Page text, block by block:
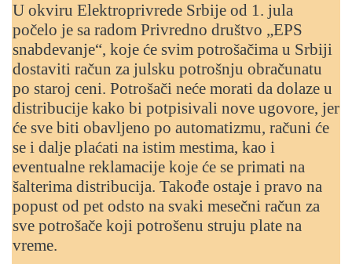
U okviru Elektroprivrede Srbije od 1. jula
počelo je sa radom Privredno društvo „EPS
snabdevanje“, koje će svim potrošačima u Srbiji
dostaviti račun za julsku potrošnju obračunatu
po staroj ceni. Potrošači neće morati da dolaze u
distribucije kako bi potpisivali nove ugovore, jer
će sve biti obavljeno po automatizmu, računi će
se i dalje plaćati na istim mestima, kao i
eventualne reklamacije koje će se primati na
šalterima distribucija. Takođe ostaje i pravo na
popust od pet odsto na svaki mesečni račun za
sve potrošače koji potrošenu struju plate na
vreme.